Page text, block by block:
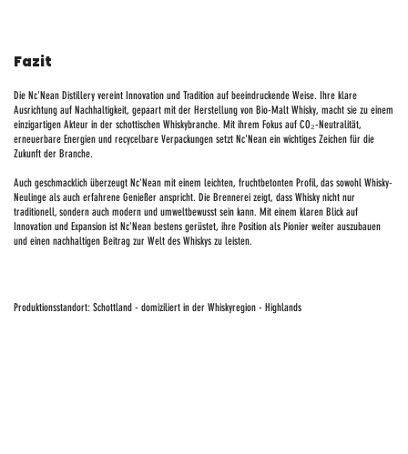
Fazit
Die Nc'Nean Distillery vereint Innovation und Tradition auf beeindruckende Weise. Ihre klare
Ausrichtung auf Nachhaltigkeit, gepaart mit der Herstellung von Bio-Malt Whisky, macht sie zu einem
einzigartigen Akteur in der schottischen Whiskybranche. Mit ihrem Fokus auf CO₂-Neutralität,
erneuerbare Energien und recycelbare Verpackungen setzt Nc'Nean ein wichtiges Zeichen für die
Zukunft der Branche.
Auch geschmacklich überzeugt Nc'Nean mit einem leichten, fruchtbetonten Profil, das sowohl Whisky-
Neulinge als auch erfahrene Genießer anspricht. Die Brennerei zeigt, dass Whisky nicht nur
traditionell, sondern auch modern und umweltbewusst sein kann. Mit einem klaren Blick auf
Innovation und Expansion ist Nc'Nean bestens gerüstet, ihre Position als Pionier weiter auszubauen
und einen nachhaltigen Beitrag zur Welt des Whiskys zu leisten.
Produktionsstandort: Schottland - domiziliert in der Whiskyregion - Highlands